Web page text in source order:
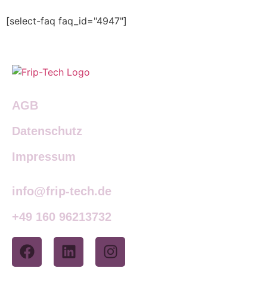
[select-faq faq_id="4947"]
AGB
Datenschutz
Impressum
info@frip-tech.de
+49 160 96213732